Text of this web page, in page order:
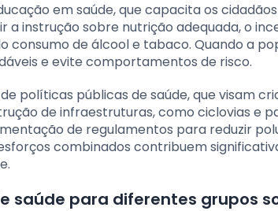
em saúde, que capacita os
a instrução sobre nutrição adequada, o
consumo de álcool e tabaco. Quando a
e evite comportamentos de risco.
políticas públicas de saúde, que visam
de infraestruturas, como ciclovias e
de regulamentos para reduzir
combinados contribuem
saúde para diferentes grupos